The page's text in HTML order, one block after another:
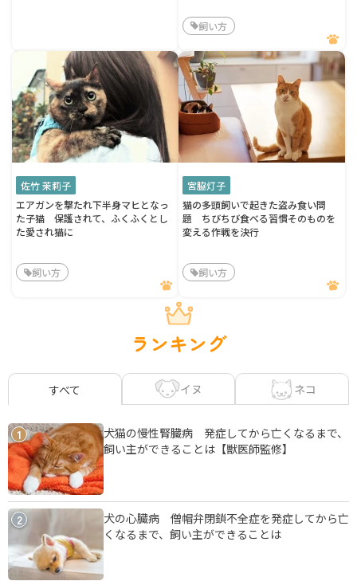
飼い方
佐竹 茉莉子
エアガンを撃たれ下半身マヒとなっ
た子猫 保護されて、ふくふくとし
た愛され猫に
飼い方
宮脇灯子
猫の多頭飼いで起きた盗み食い問
題 ちびちび食べる習慣そのものを
変える作戦を決行
飼い方
ランキング
すべて イヌ ネコ
1
犬猫の慢性腎臓病 発症してから亡くなるまで、
飼い主ができることは【獣医師監修】
2
犬の心臓病 僧帽弁閉鎖不全症を発症してから亡
くなるまで、飼い主ができることは